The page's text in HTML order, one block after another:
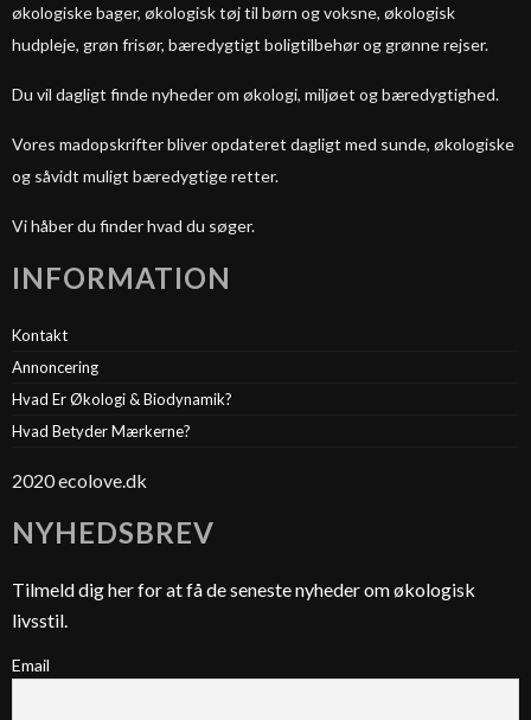
økologiske bager, økologisk tøj til børn og voksne, økologisk
hudpleje, grøn frisør, bæredygtigt boligtilbehør og grønne rejser.
Du vil dagligt finde nyheder om økologi, miljøet og bæredygtighed.
Vores madopskrifter bliver opdateret dagligt med sunde, økologiske
og såvidt muligt bæredygtige retter.
Vi håber du finder hvad du søger.
INFORMATION
Kontakt
Annoncering
Hvad Er Økologi & Biodynamik?
Hvad Betyder Mærkerne?
2020 ecolove.dk
NYHEDSBREV
Tilmeld dig her for at få de seneste nyheder om økologisk
livsstil.
Email